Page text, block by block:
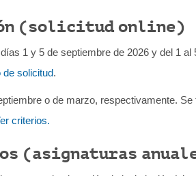
(solicitud online)
1 y 5 de septiembre de 2026 y del 1
de solicitud.
o de marzo, respectivamente.
criterios.
(asignaturas